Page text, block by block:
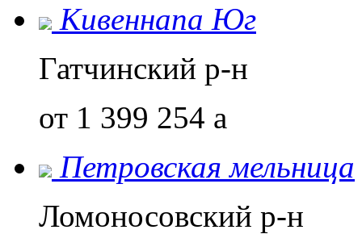
Кивеннапа Юг
Гатчинский р-н
от 1 399 254 a
Петровская мельница
Ломоносовский р-н